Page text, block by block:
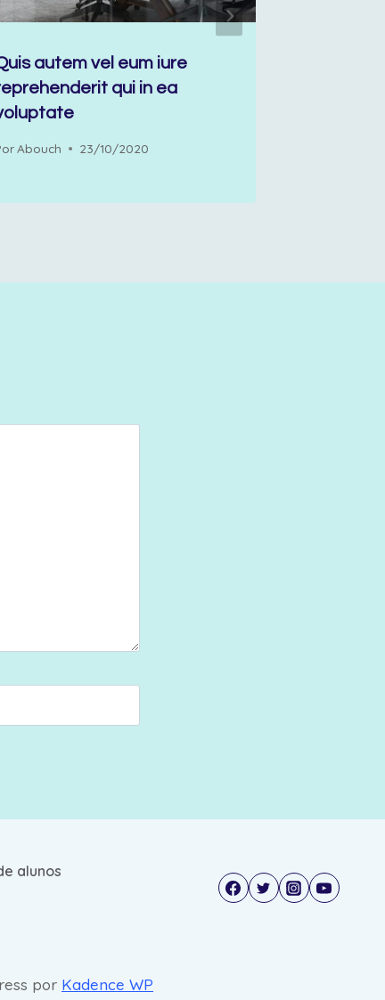
autem vel eum iure
qui in ea
Abouch 23/10/2020
alunos
por Kadence WP